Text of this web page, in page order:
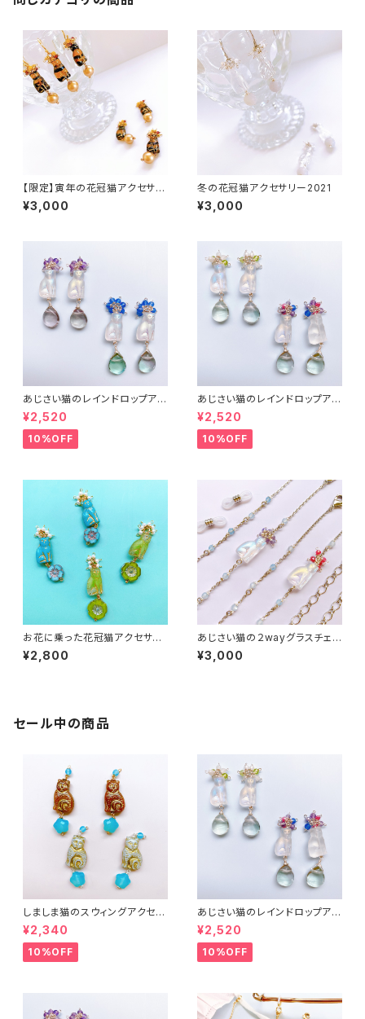
【限定】寅年の花冠猫アクセサリ
ー
¥3,000
冬の花冠猫アクセサリー2021
¥3,000
あじさい猫のレインドロップアク
セサリー２
¥2,520
10%OFF
あじさい猫のレインドロップアク
セサリー３
¥2,520
10%OFF
お花に乗った花冠猫アクセサリ
ー
¥2,800
あじさい猫の２wayグラスチェ
ーン１
¥3,000
セール中の商品
しましま猫のスウィングアクセサ
リー２
¥2,340
10%OFF
あじさい猫のレインドロップアク
セサリー３
¥2,520
10%OFF